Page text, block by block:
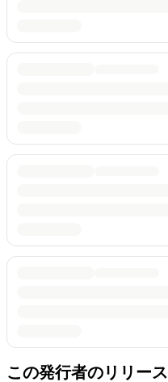
この発行者のリリース